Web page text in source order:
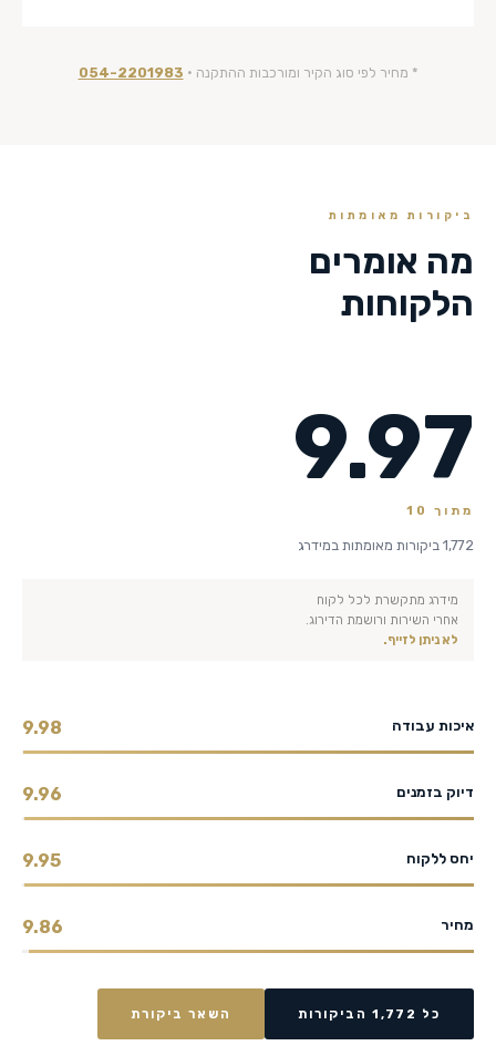
* מחיר לפי סוג הקיר ומורכבות ההתקנה · 054-2201983
ביקורות מאומתות
מה אומרים
הלקוחות
9.97
מתוך 10
1,772 ביקורות מאומתות במידרג
מידרג מתקשרת לכל לקוח
אחרי השירות ורושמת הדירוג.
לא ניתן לזייף.
איכות עבודה 9.98
דיוק בזמנים 9.96
יחס ללקוח 9.95
מחיר 9.86
כל 1,772 הביקורות השאר ביקורת